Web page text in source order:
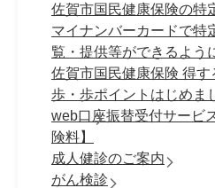
佐賀市国民健康保険の特
マイナンバーカードで特
覧・提供等ができるよう
佐賀市国民健康保険 得す
歩・歩ポイントはじめま
web口座振替受付サービ
険料】
成人健診のご案内
がん検診